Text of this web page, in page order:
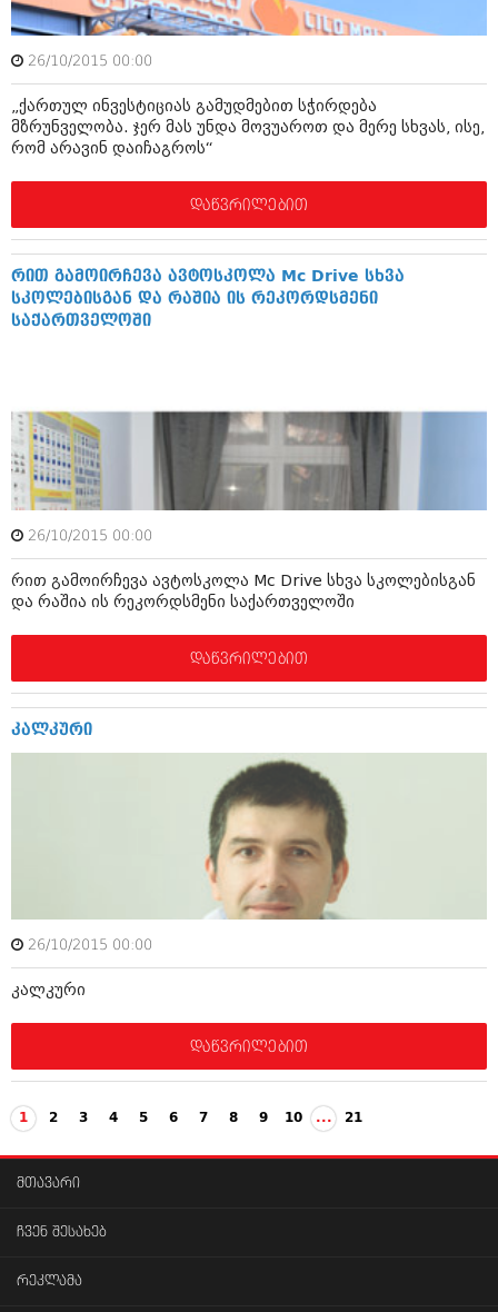
ივლისი 2011 (400)
ივნისი 2011 (438)
მაისი 2011 (415)
აპრილი 2011 (294)
მარტი 2011 (654)
თებერვალი 2011 (329)
იანვარი 2011 (647)
ნოემბერი 2010 (422)
ოქტომბერი 2010 (341)
სექტემბერი 2010 (449)
აგვისტო 2010 (461)
ივლისი 2010 (556)
ივნისი 2010 (685)
თებერვალი 2010 (421)
იანვარი 2010 (422)
დეკემბერი 2009 (510)
ნოემბერი 2009 (308)
ოქტომბერი 2009 (382)
ივლისი 2009 (118)
თებერვალი 0216 (1)
დეკემბერი 0215 (1)
ოქტომბერი 0215 (1)
აგვისტო 0215 (2)
აგვისტო 0212 (1)
ნოემბერი 0201 (1)
26/10/2015 00:00
„ქართულ ინვესტიციას გამუდმებით სჭირდება
მზრუნველობა. ჯერ მას უნდა მოვუაროთ და მერე სხვას, ისე,
რომ არავინ დაიჩაგროს“
დაწვრილებით
რით გამოირჩევა ავტოსკოლა Mc Drive სხვა
სკოლებისგან და რაშია ის რეკორდსმენი
საქართველოში
26/10/2015 00:00
რით გამოირჩევა ავტოსკოლა Mc Drive სხვა სკოლებისგან
და რაშია ის რეკორდსმენი საქართველოში
დაწვრილებით
კალკური
26/10/2015 00:00
კალკური
დაწვრილებით
1 2 3 4 5 6 7 8 9 10 ... 21
მთავარი
ჩვენ შესახებ
რეკლამა